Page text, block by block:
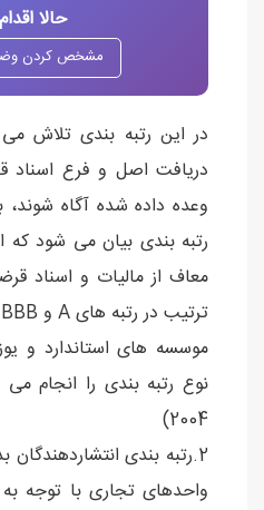
حالا
مشخص کردن
در این رتبه بندی تلاش
دریافت اصل و فرع
وعده داده شده آگاه
ترتیب در رتبه های A و BBB قرار می گیرند.
موسسه های استاندارد و
نوع رتبه بندی را انجام
2004)
2.رتبه بندی
واحدهای تجاری با توجه